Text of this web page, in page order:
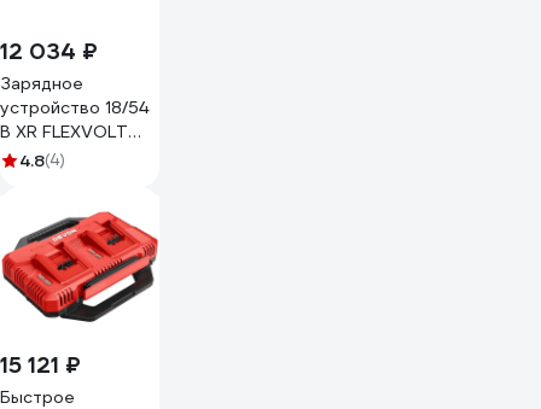
12 034 ₽
Зарядное
устройство 18/54
В XR FLEXVOLT
универсальное
4.8(4)
15 121 ₽
Быстрое